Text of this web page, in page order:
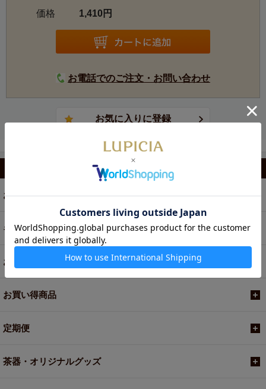
価格 1,410円
お電話でのご注文・お問い合わせ
お茶
ギフト
お菓子・食品・飲料
お買い得商品
定期便
茶器・オリジナルグッズ